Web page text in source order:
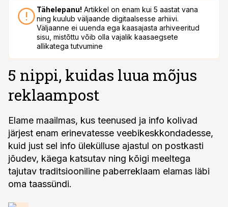
Tähelepanu! Artikkel on enam kui 5 aastat vana
ning kuulub väljaande digitaalsesse arhiivi.
Väljaanne ei uuenda ega kaasajasta arhiveeritud
sisu, mistõttu võib olla vajalik kaasaegsete
allikatega tutvumine
5 nippi, kuidas luua mõjus
reklaampost
Elame maailmas, kus teenused ja info kolivad
järjest enam erinevatesse veebikeskkondadesse,
kuid just sel info ülekülluse ajastul on postkasti
jõudev, käega katsutav ning kõigi meeltega
tajutav traditsiooniline paberreklaam elamas läbi
oma taassündi.